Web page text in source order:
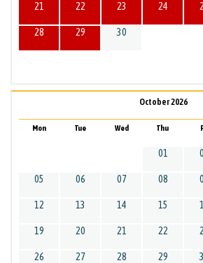
21 22 23 24
28 29 30
October 2026
Mon Tue Wed Thu
01
05 06 07 08
12 13 14 15
19 20 21 22
26 27 28 29